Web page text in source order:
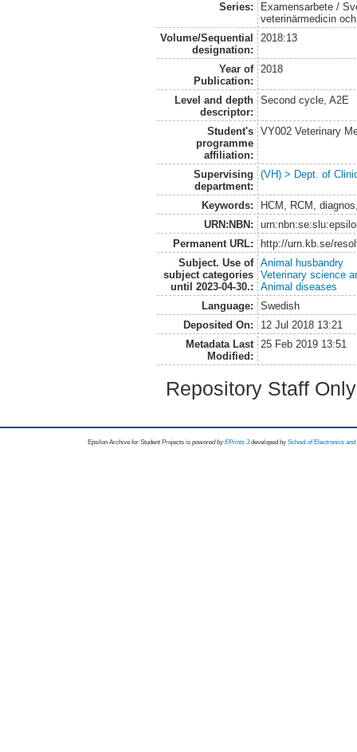
Series:
Examensarbete /
veterinärmedicin
Volume/Sequential
designation:
2018:13
Year of
Publication:
2018
Level and depth
descriptor:
Second cycle, A2E
Student's
programme
affiliation:
VY002 Veterinary
Supervising
department:
(VH) > Dept. of
Keywords:
HCM, RCM,
URN:NBN:
Permanent URL:
http://urn.kb.se/
Subject. Use of
subject categories
until 2023-04-30.:
Animal husbandry
Veterinary science
Animal diseases
Language:
Swedish
Deposited On:
12 Jul 2018 13:21
Metadata Last
Modified:
25 Feb 2019 13:51
Repository Staff
Epsilon Archive for Student Projects is powored byEPrints 3 developed by School of Electronics